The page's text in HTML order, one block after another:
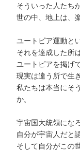
そういった人たち
世の中、地上は、
ユートピア運動と
それを達成した所
ユートピアを掲げ
現実は違う所で生
私たちは本当にそ
か。
宇宙国大統領になろ
自分が宇宙人だと
そして自分がこの